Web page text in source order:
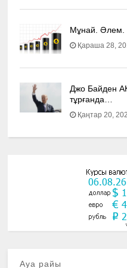
Мұнай. Әлем.
Қараша 28,
Джо Байден
тұрғанда…
Қаңтар 20,
Ауа райы